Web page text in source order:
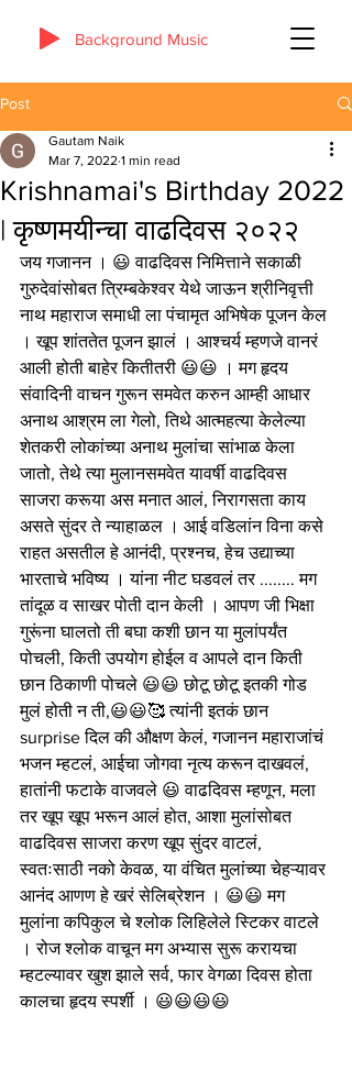
Background Music
Post
Krishnamai's Birthday 2022
| कृष्णमयीन्चा वाढदिवस २०२२
Gautam Naik
Mar 7, 2022 1 min read
जय गजानन । 😃 वाढदिवस निमित्ताने सकाळी
गुरुदेवांसोबत त्रिम्बकेश्वर येथे जाऊन श्रीनिवृत्ती
नाथ महाराज समाधी ला पंचामृत अभिषेक पूजन केल
। खूप शांततेत पूजन झालं । आश्चर्य म्हणजे वानरं
आली होती बाहेर कितीतरी 😃😃 । मग हृदय
संवादिनी वाचन गुरून समवेत करुन आम्ही आधार
अनाथ आश्रम ला गेलो, तिथे आत्महत्या केलेल्या
शेतकरी लोकांच्या अनाथ मुलांचा सांभाळ केला
जातो, तेथे त्या मुलानसमवेत यावर्षी वाढदिवस
साजरा करूया अस मनात आलं, निरागसता काय
असते सुंदर ते न्याहाळल । आई वडिलांन विना कसे
राहत असतील हे आनंदी, प्रश्नच, हेच उद्याच्या
भारताचे भविष्य । यांना नीट घडवलं तर ........ मग
तांदूळ व साखर पोती दान केली । आपण जी भिक्षा
गुरूंना घालतो ती बघा कशी छान या मुलांपर्यंत
पोचली, किती उपयोग होईल व आपले दान किती
छान ठिकाणी पोचले 😃😃 छोटू छोटू इतकी गोड
मुलं होती न ती,😃😃🥰 त्यांनी इतकं छान
surprise दिल की औक्षण केलं, गजानन महाराजांचं
भजन म्हटलं, आईचा जोगवा नृत्य करून दाखवलं,
हातांनी फटाके वाजवले 😃 वाढदिवस म्हणून, मला
तर खूप खूप भरून आलं होत, आशा मुलांसोबत
वाढदिवस साजरा करण खूप सुंदर वाटलं,
स्वतःसाठी नको केवळ, या वंचित मुलांच्या चेहऱ्यावर
आनंद आणण हे खरं सेलिब्रेशन । 😃😃 मग
मुलांना कपिकुल चे श्लोक लिहिलेले स्टिकर वाटले
। रोज श्लोक वाचून मग अभ्यास सुरू करायचा
म्हटल्यावर खुश झाले सर्व, फार वेगळा दिवस होता
कालचा हृदय स्पर्शी । 😃😃😃😃